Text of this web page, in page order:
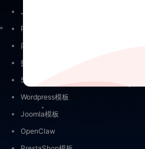
Joomla插件
PrestaShop插件
闲鱼
打狗
SEO
Wordpress模板
Joomla模板
OpenClaw